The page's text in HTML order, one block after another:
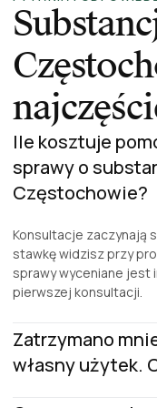
Ile kosztuje
sprawy o
Częstochowie?
Konsultacje zaczynają
stawkę widzisz przy
sprawy wyceniane jest
pierwszej konsultacji.
Zatrzymano
własny użytek.